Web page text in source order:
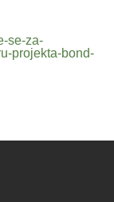
se-za-
projekta-bond-